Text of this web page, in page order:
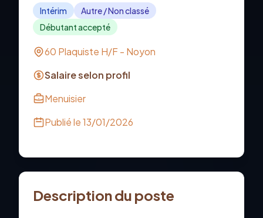
Intérim
Autre / Non classé
Débutant accepté
60 Plaquiste H/F - Noyon
Salaire selon profil
Menuisier
Publié le13/01/2026
Description du poste